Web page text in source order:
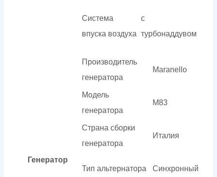
Система
впуска воздуха
с
турбонаддувом
Генератор
Производитель
генератора
Maranello
Модель
генератора
M83
Страна сборки
генератора
Италия
Тип альтернатора Синхронный